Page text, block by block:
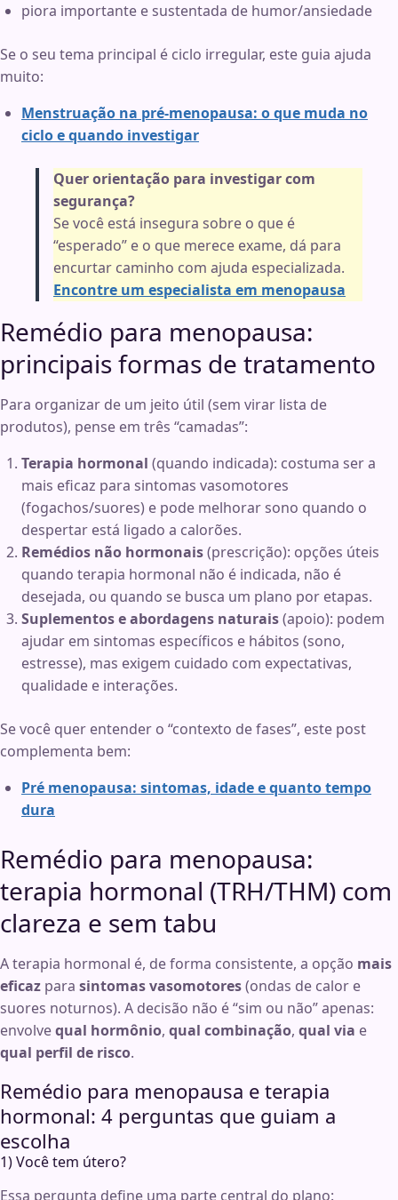
piora importante e sustentada de humor/ansiedade
Se o seu tema principal é ciclo irregular, este guia ajuda
muito:
Menstruação na pré-menopausa: o que muda no
ciclo e quando investigar
Quer orientação para investigar com
segurança?
Se você está insegura sobre o que é
“esperado” e o que merece exame, dá para
encurtar caminho com ajuda especializada.
Encontre um especialista em menopausa
Remédio para menopausa:
principais formas de tratamento
Para organizar de um jeito útil (sem virar lista de
produtos), pense em três “camadas”:
Terapia hormonal (quando indicada): costuma ser a
mais eficaz para sintomas vasomotores
(fogachos/suores) e pode melhorar sono quando o
despertar está ligado a calorões.
Remédios não hormonais(prescrição): opções úteis
quando terapia hormonal não é indicada, não é
desejada, ou quando se busca um plano por etapas.
Suplementos e abordagens naturais(apoio): podem
ajudar em sintomas específicos e hábitos (sono,
estresse), mas exigem cuidado com expectativas,
qualidade e interações.
Se você quer entender o “contexto de fases”, este post
complementa bem:
Pré menopausa: sintomas, idade e quanto tempo
dura
Remédio para menopausa:
terapia hormonal (TRH/THM) com
clareza e sem tabu
A terapia hormonal é, de forma consistente, a opção mais
eficaz para sintomas vasomotores(ondas de calor e
suores noturnos). A decisão não é “sim ou não” apenas:
envolvequal hormônio, qual combinação, qual via e
qual perfil de risco.
Remédio para menopausa e terapia
hormonal: 4 perguntas que guiam a
escolha
1) Você tem útero?
Essa pergunta define uma parte central do plano: